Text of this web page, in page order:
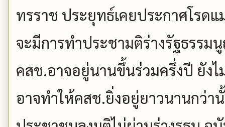
ทรราช ประยุทธ์เคยประกาศโรด
จะมีการทำประชามติร่างรัฐธรร
คสช.อาจอยู่นานขึ้นร่วมครึ่งปี ยัง
อาจทำให้คสช.ยิ่งอยู่ยาวนานกว่า